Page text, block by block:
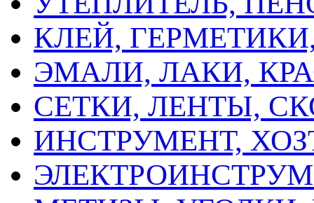
КЛЕЙ,
ЭМАЛИ, ЛАКИ,
СЕТКИ, ЛЕНТЫ,
ИНСТРУМЕНТ,